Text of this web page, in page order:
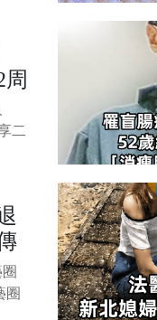
，
生
二
根
志
圈